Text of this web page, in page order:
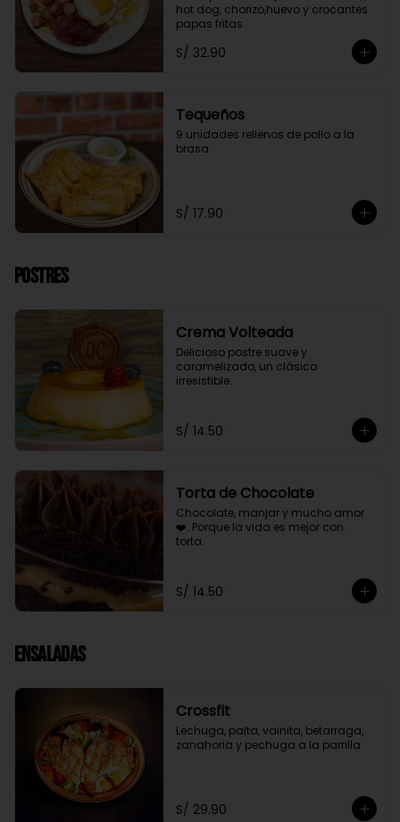
hot dog, chorizo,huevo y crocantes
papas fritas
S/ 32.90
Tequeños
9 unidades rellenos de pollo a la
brasa
S/ 17.90
Postres
Crema Volteada
Delicioso postre suave y
caramelizado, un clásico
irresistible.
S/ 14.50
Torta de Chocolate
Chocolate, manjar y mucho amor
❤️. Porque la vida es mejor con
torta.
S/ 14.50
Ensaladas
Crossfit
Lechuga, palta, vainita, betarraga,
zanahoria y pechuga a la parrilla
S/ 29.90